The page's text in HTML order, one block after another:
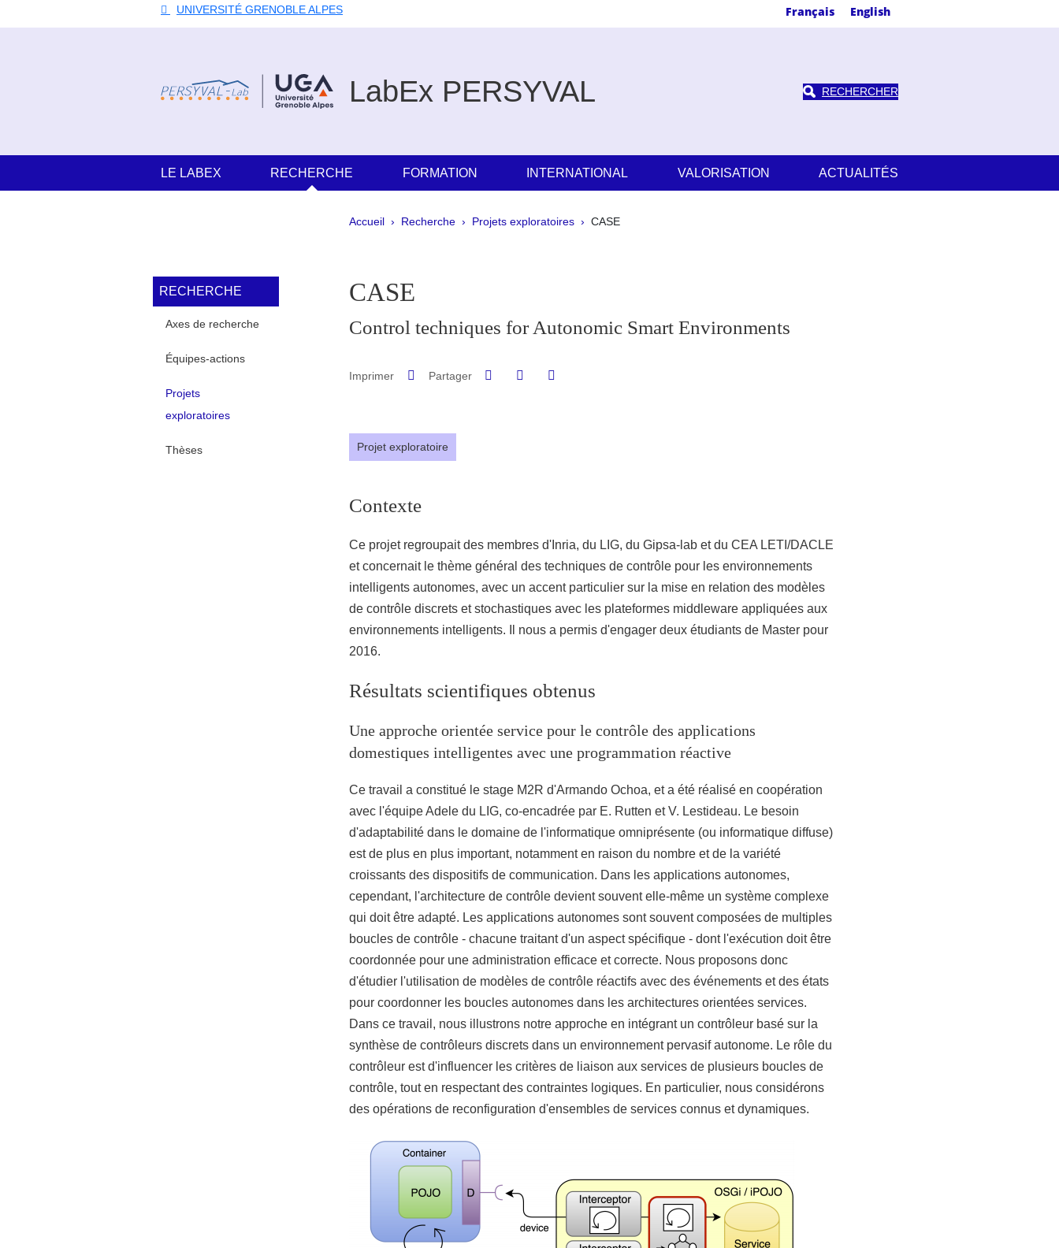
UNIVERSITÉ GRENOBLE ALPES Français English
LabEx PERSYVAL RECHERCHER
Navigation principale
LE LABEX RECHERCHE FORMATION INTERNATIONAL VALORISATION ACTUALITÉS
Fil d'Ariane
Accueil Recherche Projets exploratoires CASE
Navigation principale Sidebar
RECHERCHE
Axes de recherche
Équipes-actions
Projets
exploratoires
Thèses
CASE
Control techniques for Autonomic Smart Environments
Imprimer Partager Partager sur Facebook
Partager sur LinkedIn
Projet exploratoire
Contexte
Ce projet regroupait des membres d'Inria, du LIG, du Gipsa-lab et du CEA LETI/DACLE
et concernait le thème général des techniques de contrôle pour les environnements
intelligents autonomes, avec un accent particulier sur la mise en relation des modèles
de contrôle discrets et stochastiques avec les plateformes middleware appliquées aux
environnements intelligents. Il nous a permis d'engager deux étudiants de Master pour
2016.
Résultats scientifiques obtenus
Une approche orientée service pour le contrôle des applications
domestiques intelligentes avec une programmation réactive
Ce travail a constitué le stage M2R d'Armando Ochoa, et a été réalisé en coopération
avec l'équipe Adele du LIG, co-encadrée par E. Rutten et V. Lestideau. Le besoin
d'adaptabilité dans le domaine de l'informatique omniprésente (ou informatique diffuse)
est de plus en plus important, notamment en raison du nombre et de la variété
croissants des dispositifs de communication. Dans les applications autonomes,
cependant, l'architecture de contrôle devient souvent elle-même un système complexe
qui doit être adapté. Les applications autonomes sont souvent composées de multiples
boucles de contrôle - chacune traitant d'un aspect spécifique - dont l'exécution doit être
coordonnée pour une administration efficace et correcte. Nous proposons donc
d'étudier l'utilisation de modèles de contrôle réactifs avec des événements et des états
pour coordonner les boucles autonomes dans les architectures orientées services.
Dans ce travail, nous illustrons notre approche en intégrant un contrôleur basé sur la
synthèse de contrôleurs discrets dans un environnement pervasif autonome. Le rôle du
contrôleur est d'influencer les critères de liaison aux services de plusieurs boucles de
contrôle, tout en respectant des contraintes logiques. En particulier, nous considérons
des opérations de reconfiguration d'ensembles de services connus et dynamiques.